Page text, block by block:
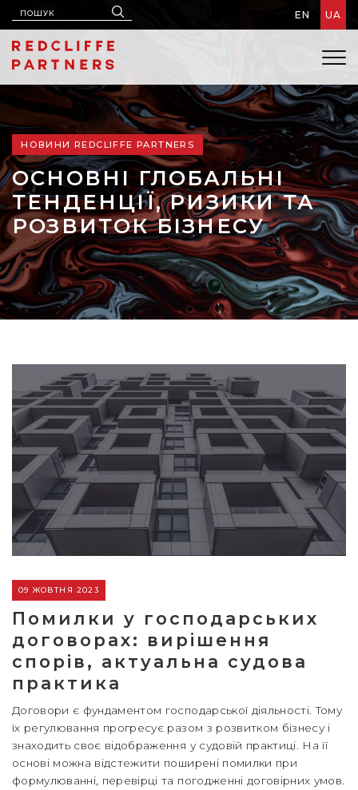
EN UA
НОВИНИ REDCLIFFE PARTNERS
ОСНОВНІ ГЛОБАЛЬНІ
ТЕНДЕНЦІЇ, РИЗИКИ ТА
РОЗВИТОК БІЗНЕСУ
09 ЖОВТНЯ 2023
Помилки у господарських
договорах: вирішення
спорів, актуальна судова
практика
Договори є фундаментом господарської діяльності. Тому
їх регулювання прогресує разом з розвитком бізнесу і
знаходить своє відображення у судовій практиці. На її
основі можна відстежити поширені помилки при
формулюванні, перевірці та погодженні договірних умов.